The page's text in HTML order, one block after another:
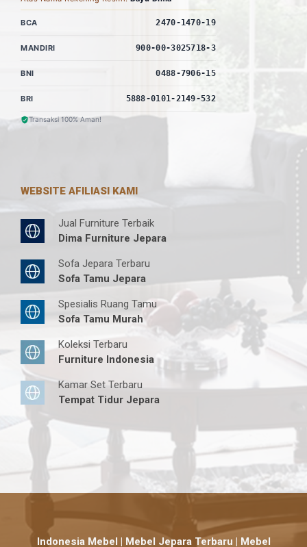
BCA 2470-1470-19
MANDIRI 900-00-3025718-3
BNI 0488-7906-15
BRI 5888-0101-2149-532
Transaksi 100% Aman!
WEBSITE AFILIASI KAMI
Jual Furniture Terbaik
Dima Furniture Jepara
Sofa Jepara Terbaru
Sofa Tamu Jepara
Spesialis Ruang Tamu
Sofa Tamu Murah
Koleksi Terbaru
Furniture Indonesia
Kamar Set Terbaru
Tempat Tidur Jepara
Indonesia Mebel | Mebel Jepara Terbaru | Mebel